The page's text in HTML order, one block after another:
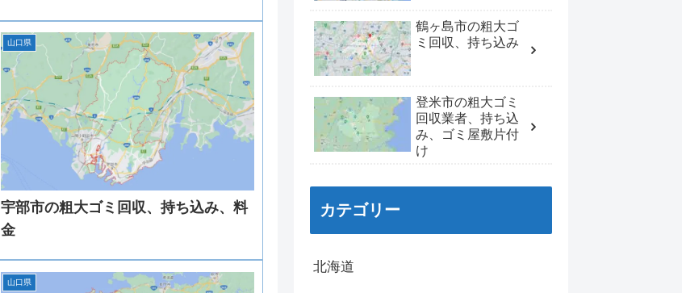
山口県
宇部市の粗大ゴミ回収、持ち込み、料
金
山口県
鶴ヶ島市の粗大ゴ
ミ回収、持ち込み
登米市の粗大ゴミ
回収業者、持ち込
み、ゴミ屋敷片付
け
カテゴリー
北海道